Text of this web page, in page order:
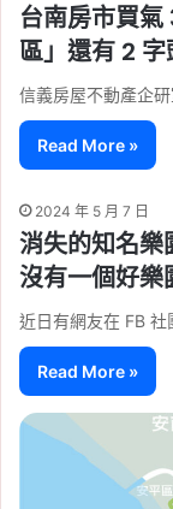
台南房市買
區」還有 2 字
信義房屋不動產企
Read More »
2024 年 5 月 7 日
消失的知名樂
沒有一個好樂
近日有網友在 FB
Read More »